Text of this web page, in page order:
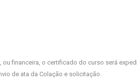
financeira, o certificado do curso será
de ata da Colação e solicitação.